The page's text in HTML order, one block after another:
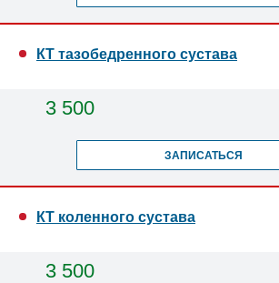
КТ тазобедренного сустава
3 500
ЗАПИСАТЬСЯ
КТ коленного сустава
3 500